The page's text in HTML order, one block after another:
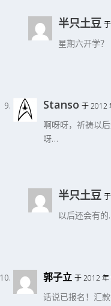
半只土豆
星期六开学？
Stanso 于 2012
啊呀呀，祈祷以
呀…
半只土豆
以后还会有
郭子立 于 2012
话说已报名！汇